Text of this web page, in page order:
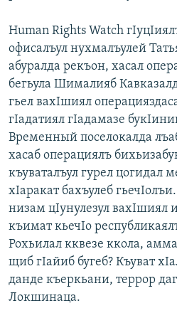
Human Rights Watch
офисалъул нухмалъулей
абуралда рекъон, хасал
бегьула Шималияб
гьел вахIшиял
гIадатиял гIадамазе
Временный поселокалда
хасаб операциялъ
къуваталъул гурел цогидал
хIаракат бахъулеб
низам цIунулезул вахIшиял
къимат кьечIо
Рохьилал кквезе ккола,
щиб гIайиб бугеб? Къуват
данде къеркьани, террор
Локшинаца.